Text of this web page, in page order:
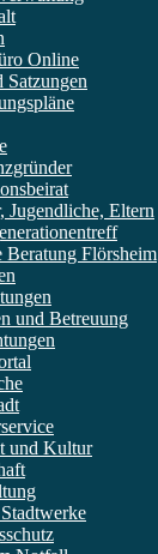
Online
Satzungen
Jugendliche, Eltern
Beratung Flörsheim
und Betreuung
und Kultur